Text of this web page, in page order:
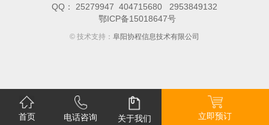
QQ： 25279947 404715680 2953849132
鄂ICP备15018647号
© 技术支持： 阜阳协程信息技术有限公司
首页 电话咨询 关于我们 立即预订